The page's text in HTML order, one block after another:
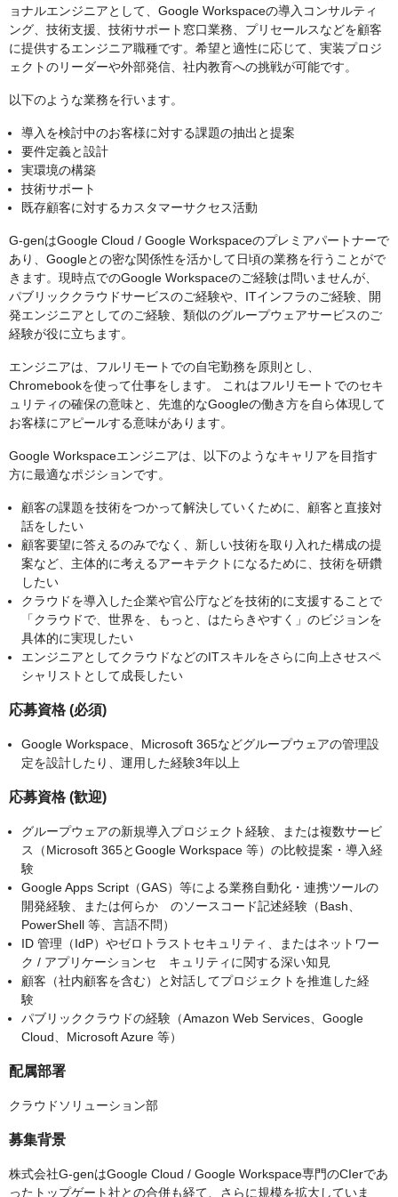
ョナルエンジニアとして、Google Workspaceの導入コンサルティ
ング、技術支援、技術サポート窓口業務、プリセールスなどを顧客
に提供するエンジニア職種です。希望と適性に応じて、実装プロジ
ェクトのリーダーや外部発信、社内教育への挑戦が可能です。
以下のような業務を行います。
導入を検討中のお客様に対する課題の抽出と提案
要件定義と設計
実環境の構築
技術サポート
既存顧客に対するカスタマーサクセス活動
G-genはGoogle Cloud / Google Workspaceのプレミアパートナーで
あり、Googleとの密な関係性を活かして日頃の業務を行うことがで
きます。現時点でのGoogle Workspaceのご経験は問いませんが、
パブリッククラウドサービスのご経験や、ITインフラのご経験、開
発エンジニアとしてのご経験、類似のグループウェアサービスのご
経験が役に立ちます。
エンジニアは、フルリモートでの自宅勤務を原則とし、
Chromebookを使って仕事をします。 これはフルリモートでのセキ
ュリティの確保の意味と、先進的なGoogleの働き方を自ら体現して
お客様にアピールする意味があります。
Google Workspaceエンジニアは、以下のようなキャリアを目指す
方に最適なポジションです。
顧客の課題を技術をつかって解決していくために、顧客と直接対
話をしたい
顧客要望に答えるのみでなく、新しい技術を取り入れた構成の提
案など、主体的に考えるアーキテクトになるために、技術を研鑽
したい
クラウドを導入した企業や官公庁などを技術的に支援することで
「クラウドで、世界を、もっと、はたらきやすく」のビジョンを
具体的に実現したい
エンジニアとしてクラウドなどのITスキルをさらに向上させスペ
シャリストとして成長したい
応募資格 (必須)
Google Workspace、Microsoft 365などグループウェアの管理設
定を設計したり、運用した経験3年以上
応募資格 (歓迎)
グループウェアの新規導入プロジェクト経験、または複数サービ
ス（Microsoft 365とGoogle Workspace 等）の比較提案・導入経
験
Google Apps Script（GAS）等による業務自動化・連携ツールの
開発経験、または何らか のソースコード記述経験（Bash、
PowerShell 等、言語不問）
ID 管理（IdP）やゼロトラストセキュリティ、またはネットワー
ク / アプリケーションセ キュリティに関する深い知見
顧客（社内顧客を含む）と対話してプロジェクトを推進した経
験
パブリッククラウドの経験（Amazon Web Services、Google
Cloud、Microsoft Azure 等）
配属部署
クラウドソリューション部
募集背景
株式会社G-genはGoogle Cloud / Google Workspace専門のCIerであ
ったトップゲート社との合併も経て、さらに規模を拡大していま